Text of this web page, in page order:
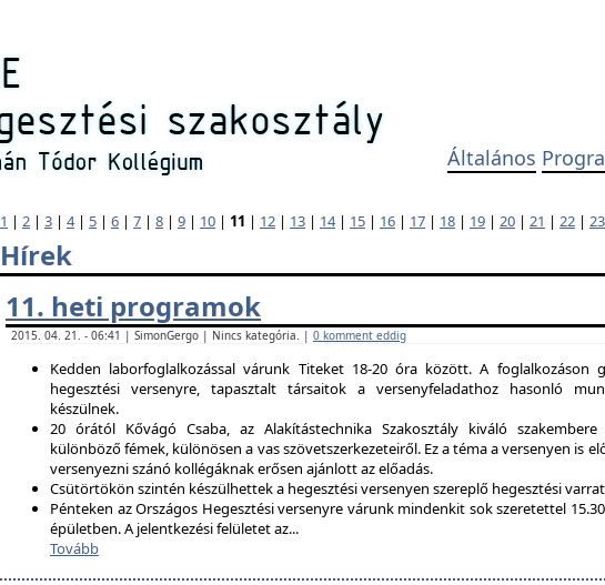
Általános
1 | 2 | 3 | 4| 5 | 6 | 7 | 8 | 9 | 10 | 11 | 12 | 13 | 14| 15 | 16 | 17 | 18 | 19 | 20 | 21 | 22 | 23
Hírek
11. heti programok
2015. 04. 21. - 06:41 | SimonGergo | Nincs kategória. | 0 komment eddig
Kedden laborfoglalkozással várunk Titeket 18-20 óra között. A foglalkozáson
hegesztési versenyre, tapasztalt társaitok a versenyfeladathoz hasonló
készülnek.
20 órától Kővágó Csaba, az Alakítástechnika Szakosztály kiváló
különböző fémek, különösen a vas szövetszerkezeteiről. Ez a téma a versenyen is
versenyezni szánó kollégáknak erősen ajánlott az előadás.
Csütörtökön szintén készülhettek a hegesztési versenyen szereplő hegesztési
Pénteken az Országos Hegesztési versenyre várunk mindenkit sok szeretettel
épületben. A jelentkezési felületet az...
Tovább